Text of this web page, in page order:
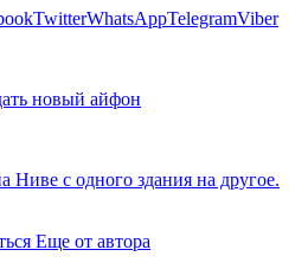
TwitterWhatsAppTelegramViber
новый айфон
Ниве с одного здания на другое.
Еще от автора